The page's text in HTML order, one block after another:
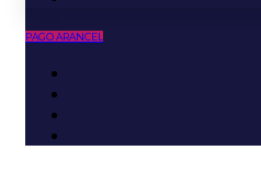
PAGO ARANCEL